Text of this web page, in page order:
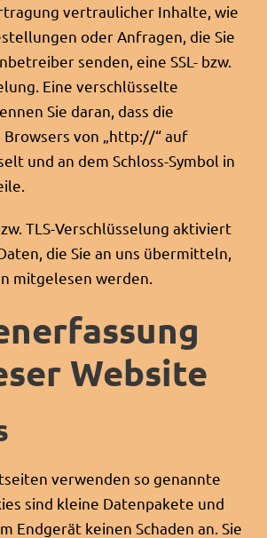
vertraulicher Inhalte, wie
oder Anfragen, die Sie
senden, eine SSL- bzw.
Eine verschlüsselte
Sie daran, dass die
Browsers von „http://“ auf
und an dem Schloss-Symbol in
TLS-Verschlüsselung aktiviert
die Sie an uns übermitteln,
mitgelesen werden.
Website
verwenden so genannte
sind kleine Datenpakete und
Endgerät keinen Schaden an. Sie